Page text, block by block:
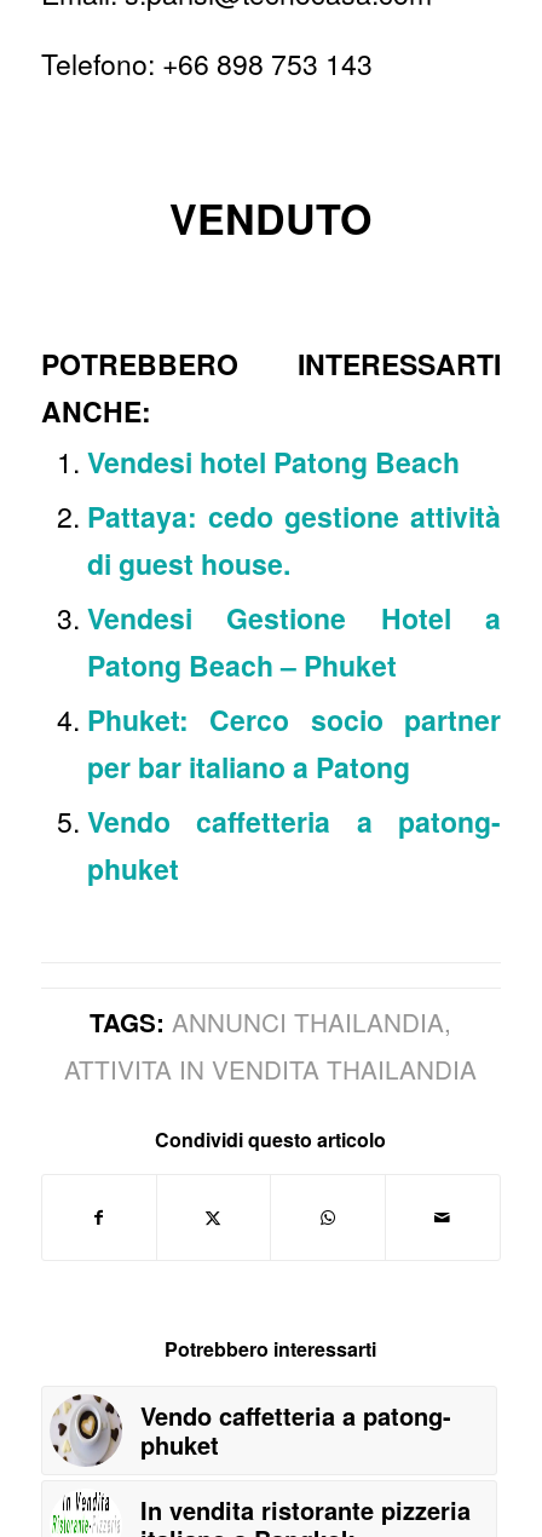
Telefono: +66 898 753 143
VENDUTO
POTREBBERO INTERESSARTI
ANCHE:
Vendesi hotel Patong Beach
Pattaya: cedo gestione attività
di guest house.
Vendesi Gestione Hotel a
Patong Beach – Phuket
Phuket: Cerco socio partner
per bar italiano a Patong
Vendo caffetteria a patong-
phuket
TAGS: ANNUNCI THAILANDIA,
ATTIVITA IN VENDITA THAILANDIA
Condividi questo articolo
Potrebbero interessarti
Vendo caffetteria a patong-
phuket
In vendita ristorante pizzeria